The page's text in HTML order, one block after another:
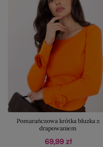
Pomarańczowa krótka bluzka z
drapowaniem
69,99 zł